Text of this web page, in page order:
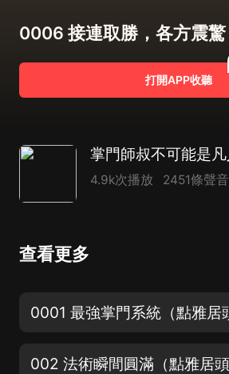
0006 接連取勝，各方震驚
打開APP收聽
4.9k次播放 2451條聲音
查看更多